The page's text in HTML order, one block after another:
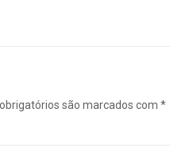
são marcados com*